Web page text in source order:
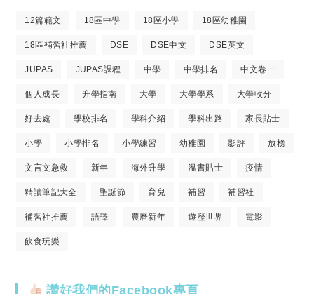
12篇範文 18區中學 18區小學 18區幼稚園
18區補習社推薦 DSE DSE中文 DSE英文
JUPAS JUPAS課程 中學 中學排名 中文卷一
個人成長 升學指南 大學 大學學系 大學收分
好去處 學校排名 學科介紹 學科出路 家長貼士
小學 小學排名 小學練習 幼稚園 影評 放榜
文言文急救 新年 海外升學 溫書貼士 疫情
精讀筆記大全 聖誕節 育兒 補習 補習社
補習社推薦 語譯 農曆新年 遊歷世界 電影
飲食玩樂
讚好我們的Facebook專頁